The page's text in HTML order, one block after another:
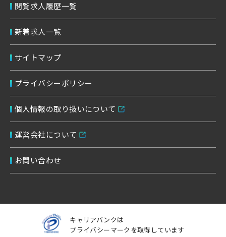
閲覧求人履歴一覧
新着求人一覧
サイトマップ
プライバシーポリシー
個人情報の取り扱いについて
運営会社について
お問い合わせ
キャリアバンクは
プライバシーマークを取得しています